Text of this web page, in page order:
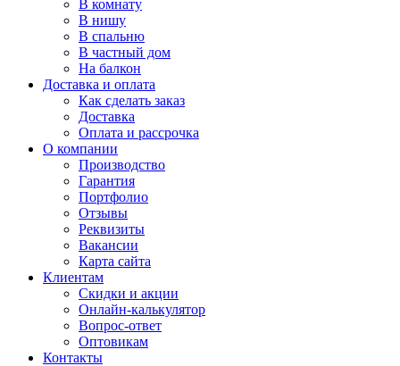
В комнату
В нишу
В спальню
В частный дом
На балкон
Доставка и оплата
Как сделать заказ
Доставка
Оплата и рассрочка
О компании
Производство
Гарантия
Портфолио
Отзывы
Реквизиты
Вакансии
Карта сайта
Клиентам
Скидки и акции
Онлайн-калькулятор
Вопрос-ответ
Оптовикам
Контакты